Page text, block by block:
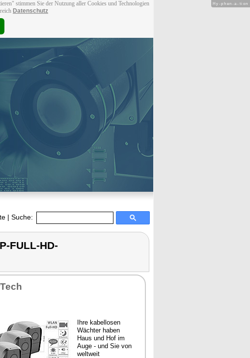
stimmen Sie der Nutzung aller Cookies und Technologien
Datenschutz
| Suche:
FULL-HD-
Ih­re ka­bel­lo­sen
Wäch­ter ha­ben
Haus und Hof im
Au­ge - und Sie von
welt­weit
Hy-phen-a-tion